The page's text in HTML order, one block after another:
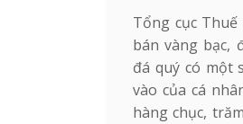
Tổng cục
bán vàng bạc,
đá quý có một
vào của cá
hàng chục,